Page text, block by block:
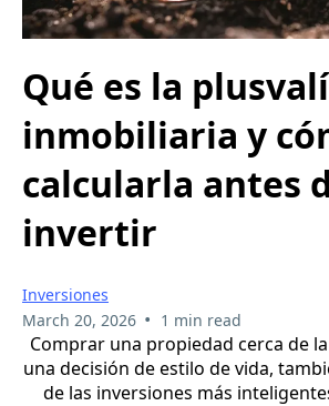
Qué es la
inmobiliaria y
calcularla antes
invertir
Inversiones
March 20, 2026 • 1 min read
Comprar una propiedad cerca de
una decisión de estilo de vida,
de las inversiones más